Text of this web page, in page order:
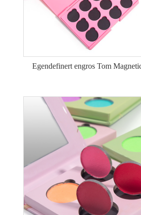
Egendefinert engros Tom